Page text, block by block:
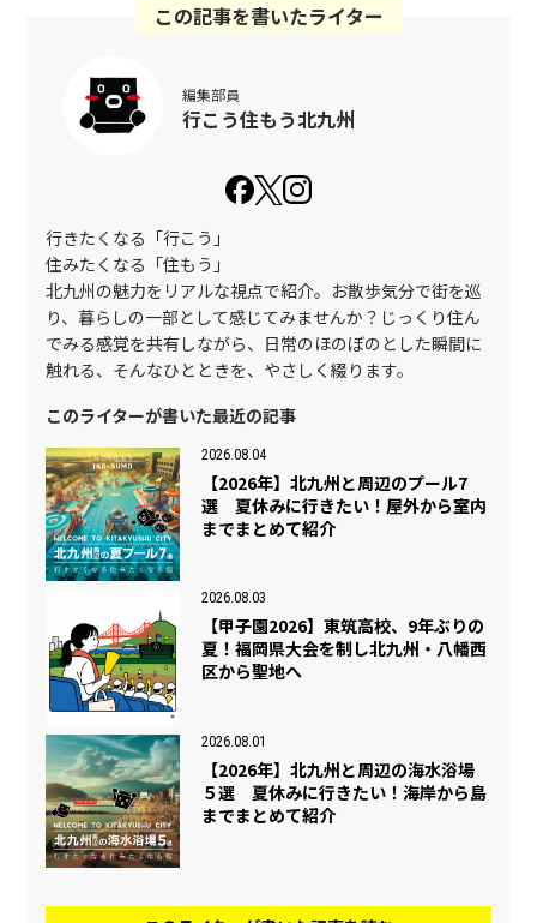
この記事を書いたライター
編集部員
行こう住もう北九州
行きたくなる「行こう」
住みたくなる「住もう」
北九州の魅力をリアルな視点で紹介。お散歩気分で街を巡
り、暮らしの一部として感じてみませんか？じっくり住ん
でみる感覚を共有しながら、日常のほのぼのとした瞬間に
触れる、そんなひとときを、やさしく綴ります。
このライターが書いた最近の記事
2026.08.04
【2026年】北九州と周辺のプール7
選 夏休みに行きたい！屋外から室内
までまとめて紹介
2026.08.03
【甲子園2026】東筑高校、9年ぶりの
夏！福岡県大会を制し北九州・八幡西
区から聖地へ
2026.08.01
【2026年】北九州と周辺の海水浴場
５選 夏休みに行きたい！海岸から島
までまとめて紹介